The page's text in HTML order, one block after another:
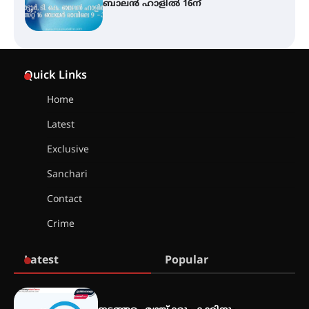
സ്ഥാപനങ്ങൾക്കും ശനിയാഴ്ച
അവധി
Quick Links
Home
Latest
Exclusive
Sanchari
Contact
Crime
Latest Popular